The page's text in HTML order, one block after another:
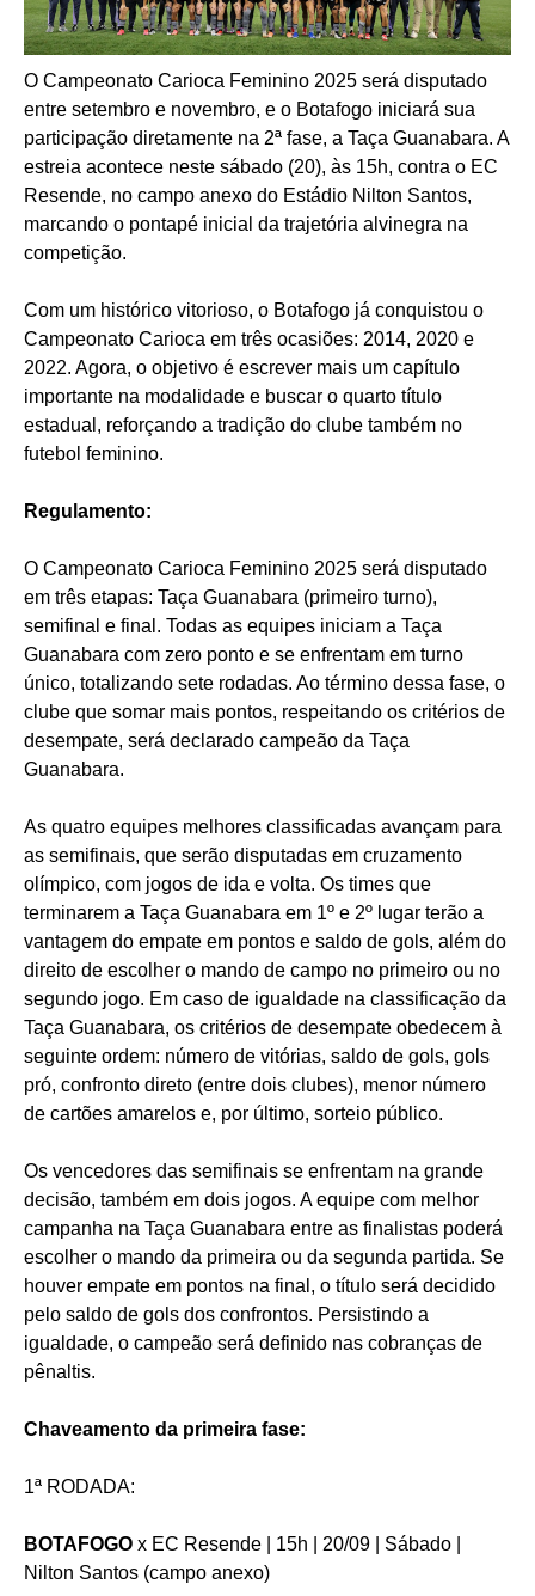
O Campeonato Carioca Feminino 2025 será disputado
entre setembro e novembro, e o Botafogo iniciará sua
participação diretamente na 2ª fase, a Taça Guanabara. A
estreia acontece neste sábado (20), às 15h, contra o EC
Resende, no campo anexo do Estádio Nilton Santos,
marcando o pontapé inicial da trajetória alvinegra na
competição.
Com um histórico vitorioso, o Botafogo já conquistou o
Campeonato Carioca em três ocasiões: 2014, 2020 e
2022. Agora, o objetivo é escrever mais um capítulo
importante na modalidade e buscar o quarto título
estadual, reforçando a tradição do clube também no
futebol feminino.
Regulamento:
O Campeonato Carioca Feminino 2025 será disputado
em três etapas: Taça Guanabara (primeiro turno),
semifinal e final. Todas as equipes iniciam a Taça
Guanabara com zero ponto e se enfrentam em turno
único, totalizando sete rodadas. Ao término dessa fase, o
clube que somar mais pontos, respeitando os critérios de
desempate, será declarado campeão da Taça
Guanabara.
As quatro equipes melhores classificadas avançam para
as semifinais, que serão disputadas em cruzamento
olímpico, com jogos de ida e volta. Os times que
terminarem a Taça Guanabara em 1º e 2º lugar terão a
vantagem do empate em pontos e saldo de gols, além do
direito de escolher o mando de campo no primeiro ou no
segundo jogo. Em caso de igualdade na classificação da
Taça Guanabara, os critérios de desempate obedecem à
seguinte ordem: número de vitórias, saldo de gols, gols
pró, confronto direto (entre dois clubes), menor número
de cartões amarelos e, por último, sorteio público.
Os vencedores das semifinais se enfrentam na grande
decisão, também em dois jogos. A equipe com melhor
campanha na Taça Guanabara entre as finalistas poderá
escolher o mando da primeira ou da segunda partida. Se
houver empate em pontos na final, o título será decidido
pelo saldo de gols dos confrontos. Persistindo a
igualdade, o campeão será definido nas cobranças de
pênaltis.
Chaveamento da primeira fase:
1ª RODADA:
BOTAFOGO x EC Resende | 15h | 20/09 | Sábado |
Nilton Santos (campo anexo)